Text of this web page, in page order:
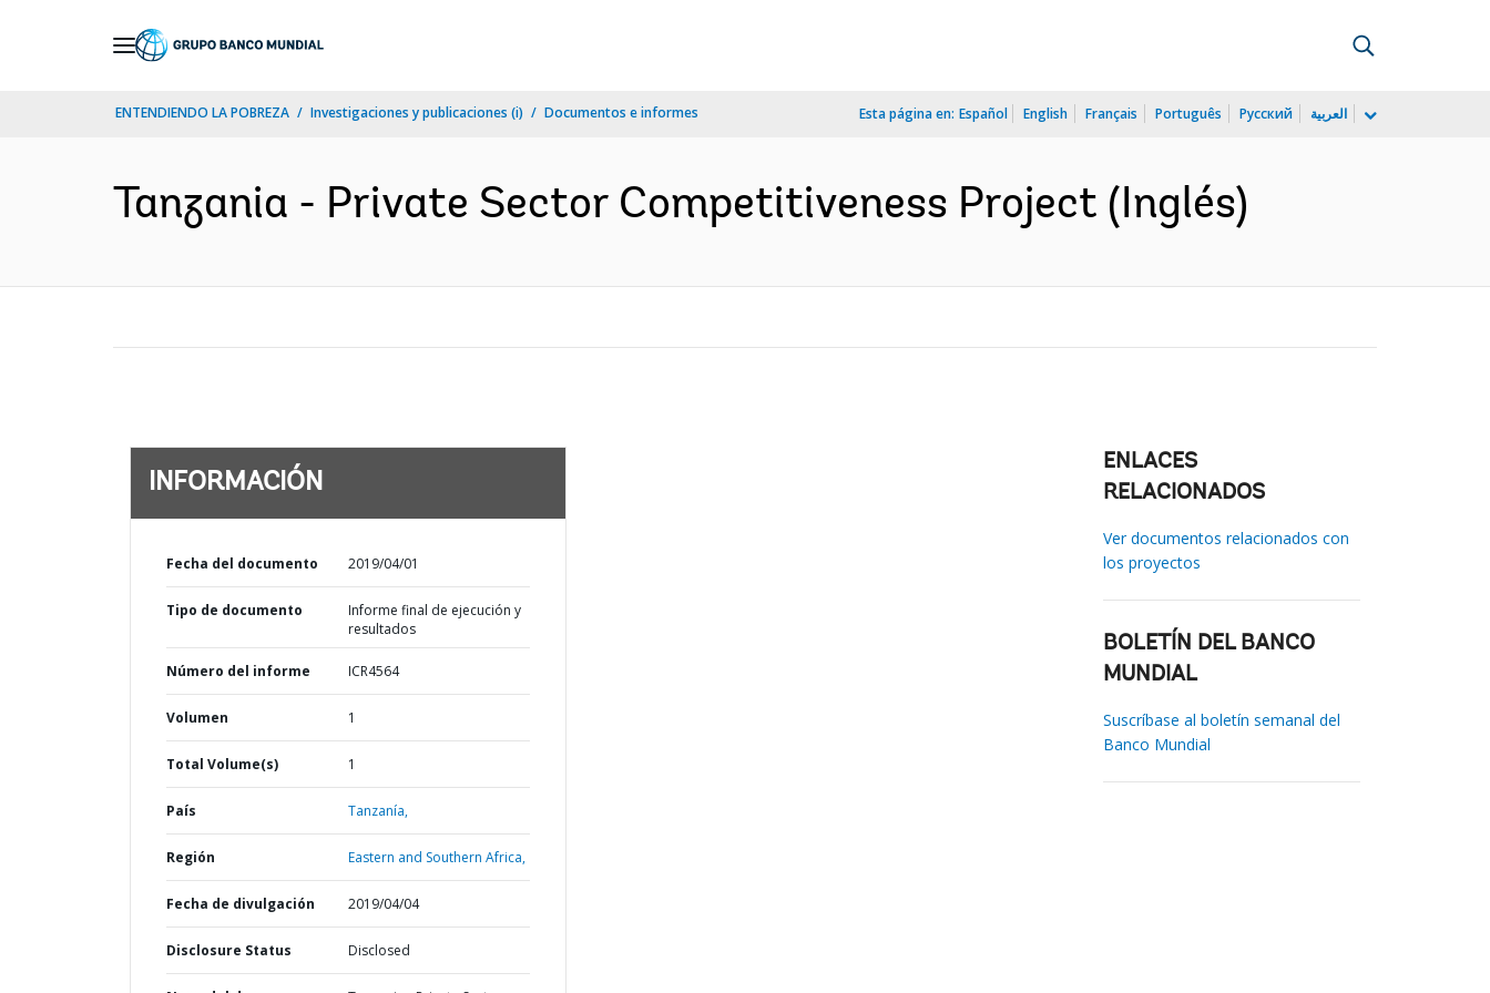
ENTENDIENDO LA POBREZA Investigaciones y publicaciones (i) Documentos e informes Esta página en: Español English Français Português Русский العربية
Tanzania - Private Sector Competitiveness Project (Inglés)
INFORMACIÓN
Fecha del documento 2019/04/01
Tipo de documento
Informe final de ejecución y
resultados
Número del informe ICR4564
Volumen 1
Total Volume(s) 1
País Tanzanía,
Región Eastern and Southern Africa,
Fecha de divulgación 2019/04/04
Disclosure Status Disclosed
ENLACES
RELACIONADOS
Ver documentos relacionados con
los proyectos
BOLETÍN DEL BANCO
MUNDIAL
Suscríbase al boletín semanal del
Banco Mundial